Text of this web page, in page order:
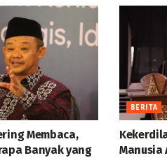
Membaca,
Banyak yang
BERITA
Manusia